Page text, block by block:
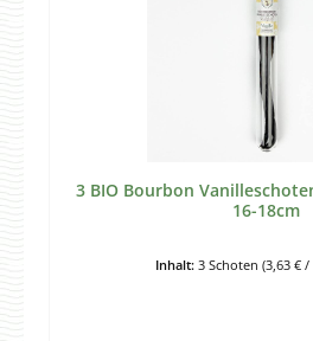
3 BIO Bourbon
16-18cm
Inhalt: 3 Schoten (3,63 €